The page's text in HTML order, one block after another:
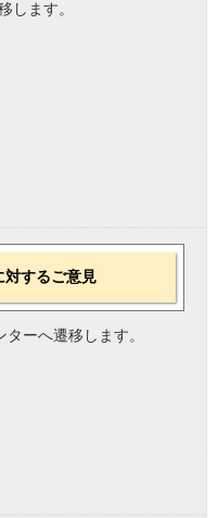
します。
対するご意見
ーへ遷移します。